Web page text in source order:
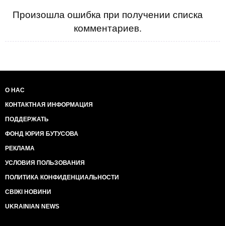
Произошла ошибка при получении списка
комментариев.
О НАС
КОНТАКТНАЯ ИНФОРМАЦИЯ
ПОДДЕРЖАТЬ
ФОНД ЮРИЯ БУТУСОВА
РЕКЛАМА
УСЛОВИЯ ПОЛЬЗОВАНИЯ
ПОЛИТИКА КОНФИДЕНЦИАЛЬНОСТИ
СВІЖІ НОВИНИ
UKRAINIAN NEWS